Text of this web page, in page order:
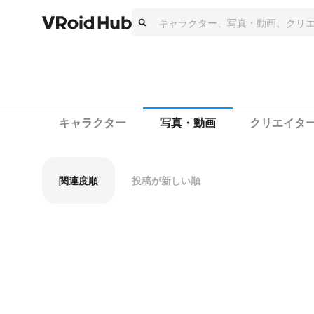
キャラクター 写真・動画 クリエイタ
関連度順 投稿が新しい順